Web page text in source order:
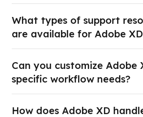
What types of support
are available for Adobe
Can you customize Adobe
specific workflow needs?
How does Adobe XD